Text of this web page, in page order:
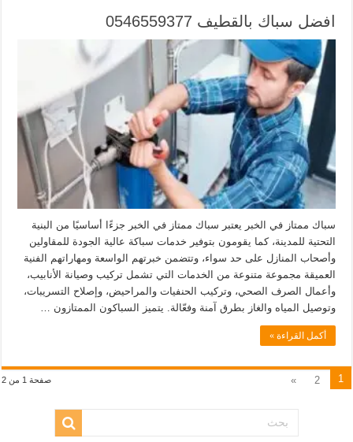
افضل سباك بالقطيف 0546559377
سباك ممتاز في الخبر يعتبر سباك ممتاز في الخبر جزءًا أساسيًا من البنية
التحتية للمدينة، كما يقومون بتوفير خدمات سباكة عالية الجودة للمقاولين
وأصحاب المنازل على حد سواء، وتتضمن خبرتهم الواسعة ومهاراتهم الفنية
العميقة مجموعة متنوعة من الخدمات التي تشمل تركيب وصيانة الأنابيب،
وأعمال الصرف الصحي، وتركيب الحنفيات والمراحيض، وإصلاح التسريبات،
وتوصيل المياه والغاز بطرق آمنة وفعّالة. يتميز السباكون الممتازون …
أكمل القراءة »
صفحة 1 من 2 1
2
»